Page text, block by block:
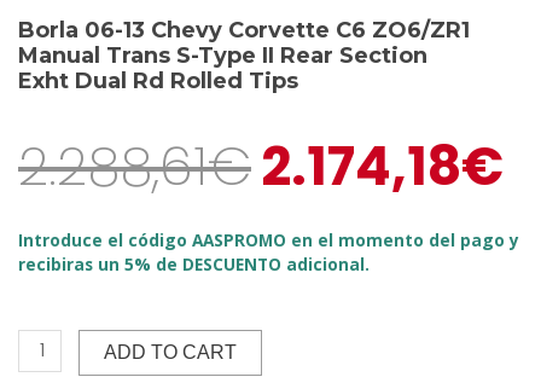
Borla 06-13 Chevy Corvette C6 ZO6/ZR1
Manual Trans S-Type II Rear Section
Exht Dual Rd Rolled Tips
2.288,61€2.174,18€
Introduce el código AASPROMO en el momento del pago y
recibiras un 5% de DESCUENTO adicional.
ADD TO CART